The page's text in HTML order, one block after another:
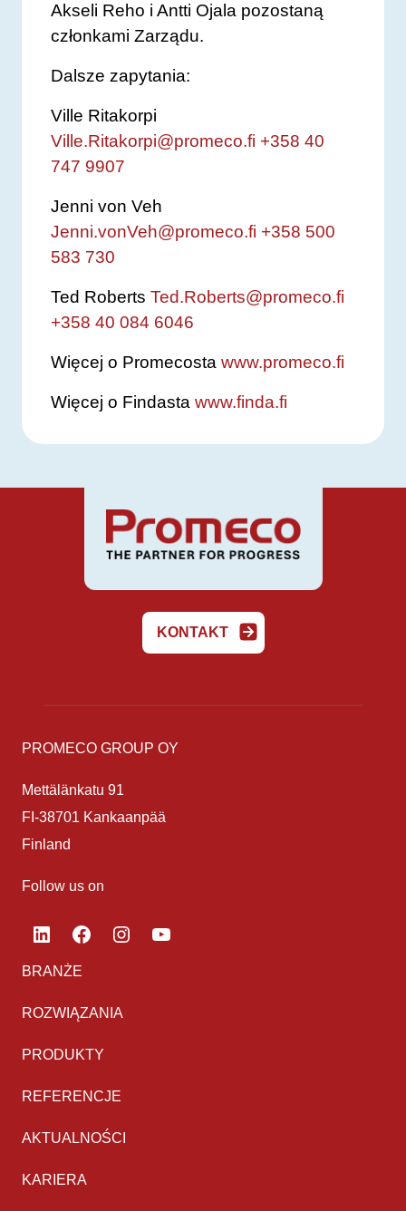
Akseli Reho i Antti Ojala pozostaną
członkami Zarządu.
Dalsze zapytania:
Ville Ritakorpi
Ville.Ritakorpi@promeco.fi +358 40
747 9907
Jenni von Veh
Jenni.vonVeh@promeco.fi +358 500
583 730
Ted Roberts Ted.Roberts@promeco.fi
+358 40 084 6046
Więcej o Promecosta www.promeco.fi
Więcej o Findasta www.finda.fi
KONTAKT
PROMECO GROUP OY
Mettälänkatu 91
FI-38701 Kankaanpää
Finland
Follow us on
LinkedInFacebook
BRANŻE
ROZWIĄZANIA
PRODUKTY
REFERENCJE
AKTUALNOŚCI
KARIERA